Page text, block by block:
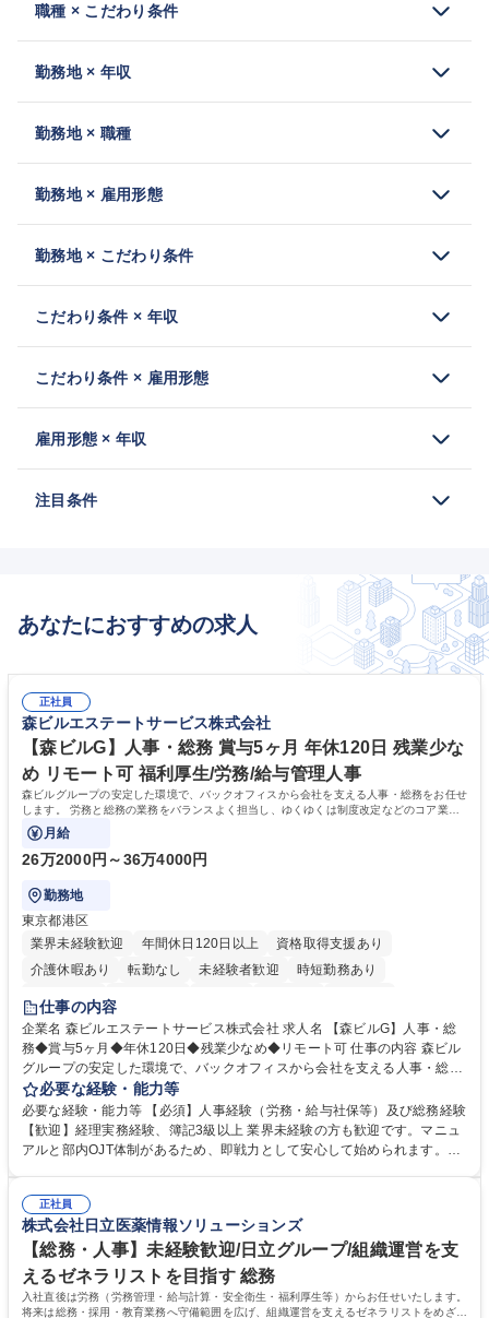
職種 × こだわり条件
勤務地 × 年収
勤務地 × 職種
勤務地 × 雇用形態
勤務地 × こだわり条件
こだわり条件 × 年収
こだわり条件 × 雇用形態
雇用形態 × 年収
注目条件
あなたにおすすめの求人
正社員
森ビルエステートサービス株式会社
【森ビルG】人事・総務 賞与5ヶ月 年休120日 残業少な
め リモート可 福利厚生/労務/給与管理人事
森ビルグループの安定した環境で、バックオフィスから会社を支える人事・総務をお任せ
します。 労務と総務の業務をバランスよく担当し、ゆくゆくは制度改定などのコア業務
にも挑戦できる、やりがいある環境です。
月給
26万2000円～36万4000円
勤務地
東京都港区
業界未経験歓迎
年間休日120日以上
資格取得支援あり
介護休暇あり
転勤なし 未経験者歓迎
時短勤務あり
経験者歓迎
完全週休2日制
交通費支給 長期歓迎 駅近5分以内 土日祝休み
仕事の内容
企業名 森ビルエステートサービス株式会社 求人名 【森ビルG】人事・総
務◆賞与5ヶ月◆年休120日◆残業少なめ◆リモート可 仕事の内容 森ビル
グループの安定した環境で、バックオフィスから会社を支える人事・総務
をお任せします。 労務と総務の業務をバランスよく担当し、ゆくゆくは制
度改定などのコア業務にも挑戦できる、やりがいある環境です。 ■勤怠管
理、給与計算、社会保険手続き、年末調整等の労務管理全般 ■入退社手続
き、社内規定の改定や人事制度改定などのコア業務 ■社内イベントの企画
でも質問・相談できる環境が整っているため、安心して成長できます。 募
集職種 【森ビルG】人事・総務◆賞与5ヶ月◆年休120日◆残業少なめ◆
リモート可
必要な経験・能力等
必要な経験・能力等 【必須】人事経験（労務・給与社保等）及び総務経験
【歓迎】経理実務経験、簿記3級以上 業界未経験の方も歓迎です。マニュ
アルと部内OJT体制があるため、即戦力として安心して始められます。
務に挑戦できるため、自身の成長と組織への貢献度をダイレクトに実感で
きます。 残業少なめ、週1日リモート可など、ワークライフバランスを保
ち長期活躍できる環境です。 「これまでの幅広い経験を活かし、長期的な
キャリアを築きたい」という前向きな意欲と挑戦を全力で応援します。 学
歴・資格 学歴：大学院 大学 高専 短大 専修学校 高校 語学力： 資格：日商
簿記検定1級 日商簿記検定2級 日商簿記検定3級
正社員
株式会社日立医薬情報ソリューションズ
【総務・人事】未経験歓迎/日立グループ/組織運営を支
えるゼネラリストを目指す 総務
入社直後は労務（労務管理・給与計算・安全衛生・福利厚生等）からお任せいたします。
将来は総務・採用・教育業務へ守備範囲を広げ、組織運営を支えるゼネラリストをめざせ